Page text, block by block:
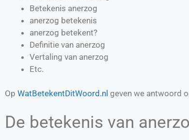
Betekenis anerzog
anerzog betekenis
anerzog betekent?
Definitie van anerzog
Vertaling van anerzog
Etc.
Op WatBetekentDitWoord.nl geven we antwoord
De betekenis van